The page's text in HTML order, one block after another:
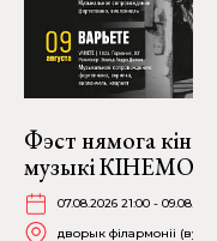
Фэст нямога кіно
музыкі КІНЕМО ў
07.08.2026 21:00 -
дворык філармоніі (вул.